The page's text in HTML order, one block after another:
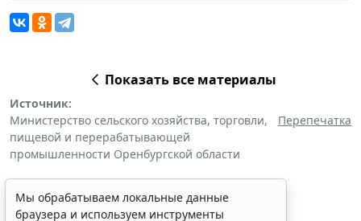
Показать все материалы
Источник:
Министерство сельского хозяйства, торговли,
пищевой и перерабатывающей
промышленности Оренбургской области
Перепечатка
Мы обрабатываем локальные данные
браузера и используем инструменты